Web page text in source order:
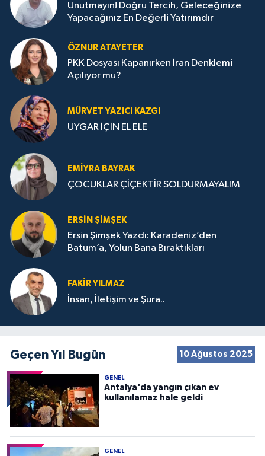
Unutmayın! Doğru Tercih, Geleceğinize
Yapacağınız En Değerli Yatırımdır
ÖZNUR ATAYETER
PKK Dosyası Kapanırken İran Denklemi
Açılıyor mu?
MÜRVET YAZICI KAZGI
UYGAR İÇİN EL ELE
EMIYRA BAYRAK
ÇOCUKLAR ÇİÇEKTİR SOLDURMAYALIM
ERSIN ŞIMŞEK
Ersin Şimşek Yazdı: Karadeniz’den
Batum’a, Yolun Bana Bıraktıkları
FAKIR YILMAZ
İnsan, İletişim ve Şura..
Geçen Yıl Bugün 10 Ağustos 2025
GENEL
Antalya'da yangın çıkan ev
kullanılamaz hale geldi
GENEL